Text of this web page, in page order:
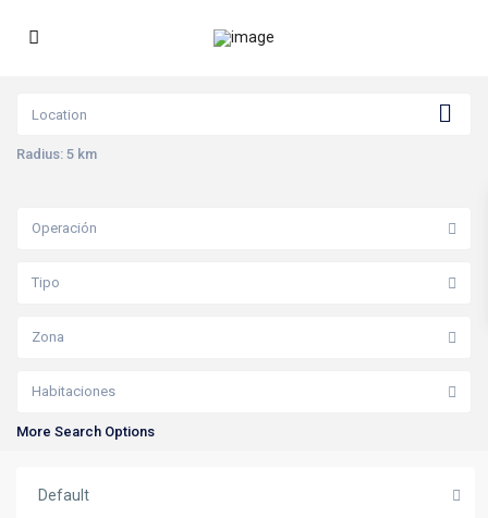
Radius:5 km
Operación
Tipo
Zona
Habitaciones
More Search Options
Default